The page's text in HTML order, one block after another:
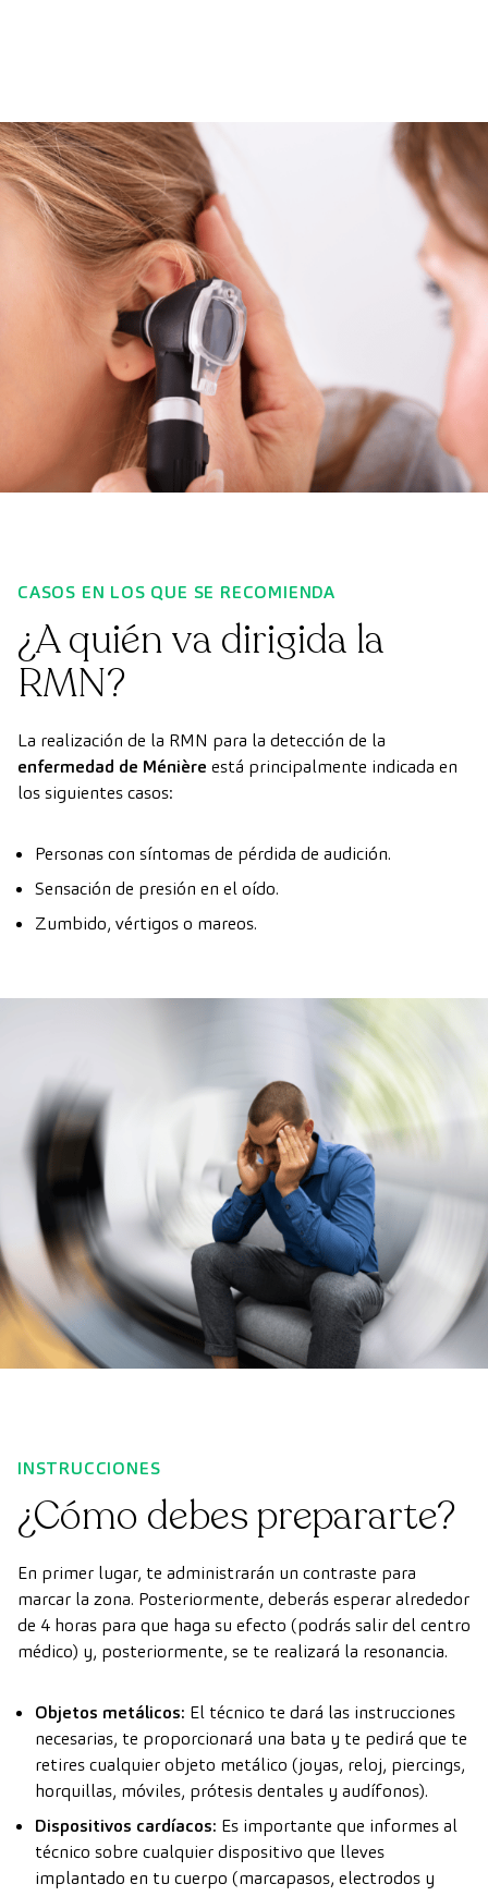
CASOS EN LOS QUE SE RECOMIENDA
¿A quién va dirigida la
RMN?
La realización de la RMN para la detección de la
enfermedad de Ménière está principalmente indicada en
los siguientes casos:
Personas con síntomas de pérdida de audición.
Sensación de presión en el oído.
Zumbido, vértigos o mareos.
INSTRUCCIONES
¿Cómo debes prepararte?
En primer lugar, te administrarán un contraste para
marcar la zona. Posteriormente, deberás esperar alrededor
de 4 horas para que haga su efecto (podrás salir del centro
médico) y, posteriormente, se te realizará la resonancia.
Objetos metálicos: El técnico te dará las instrucciones
necesarias, te proporcionará una bata y te pedirá que te
retires cualquier objeto metálico (joyas, reloj, piercings,
horquillas, móviles, prótesis dentales y audífonos).
Dispositivos cardíacos: Es importante que informes al
técnico sobre cualquier dispositivo que lleves
implantado en tu cuerpo (marcapasos, electrodos y